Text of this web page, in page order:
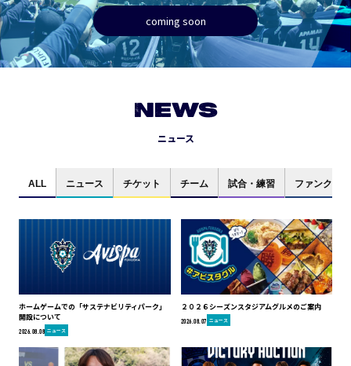
coming soon
NEWS
ニュース
ALL ニュース チケット チーム 試合・練習 ファンクラブ
ホームゲームでの「サステナビリティパーク」
開設について
2026.08.08 ニュース
２０２６シーズンスタジアムグルメのご案内
2026.08.07 ニュース